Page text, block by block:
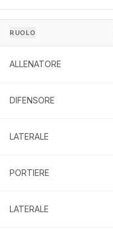
RUOLO
ALLENATORE
DIFENSORE
LATERALE
PORTIERE
LATERALE